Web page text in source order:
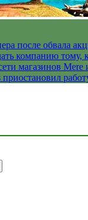
после обвала
компанию тому,
магазинов Mere